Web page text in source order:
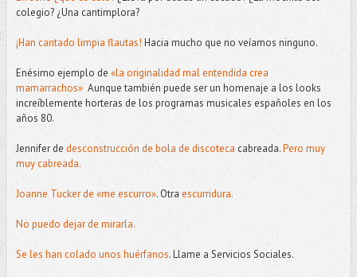
colegio? ¿Una cantimplora?
¡Han cantado limpia flautas! Hacia mucho que no veíamos ninguno.
Enésimo ejemplo de «la originalidad mal entendida crea
mamarrachos» Aunque también puede ser un homenaje a los looks
increíblemente horteras de los programas musicales españoles en los
años 80.
Jennifer de desconstrucción de bola de discoteca cabreada.Pero muy
muy cabreada.
Joanne Tucker de «me escurro». Otra escurridura.
No puedo dejar de mirarla.
Se les han colado unos huérfanos. Llame a Servicios Sociales.